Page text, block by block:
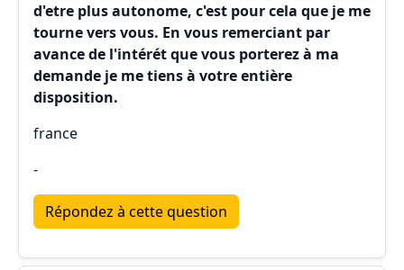
d'etre plus autonome, c'est pour cela que je me
tourne vers vous. En vous remerciant par
avance de l'intérét que vous porterez à ma
demande je me tiens à votre entière
disposition.
france
-
Répondez à cette question